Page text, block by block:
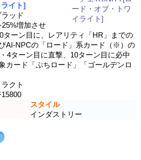
イト]
ッド
増加させ
ターン目に、レアリティ「HR」までの
AI-NPCの「ロード」系カード（※）の
4ターン目に直撃、10ターン目に必中
カード「ぷちロード」「ゴールデンロ
クト
スタイル
インダストリー